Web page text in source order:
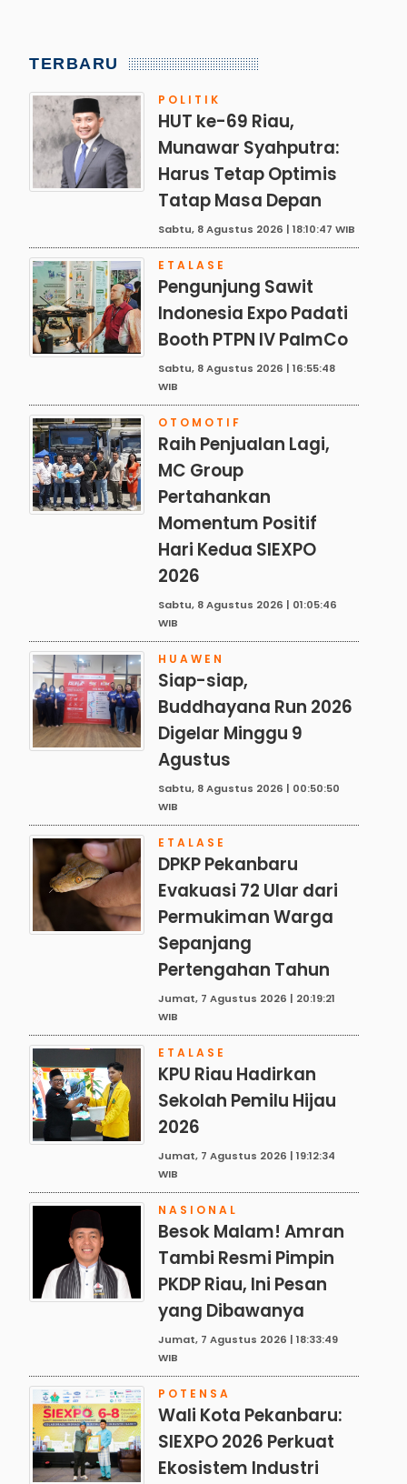
TERBARU
POLITIK
HUT ke-69 Riau,
Munawar Syahputra:
Harus Tetap Optimis
Tatap Masa Depan
Sabtu, 8 Agustus 2026 | 18:10:47 WIB
ETALASE
Pengunjung Sawit
Indonesia Expo Padati
Booth PTPN IV PalmCo
Sabtu, 8 Agustus 2026 | 16:55:48
WIB
OTOMOTIF
Raih Penjualan Lagi,
MC Group
Pertahankan
Momentum Positif
Hari Kedua SIEXPO
2026
Sabtu, 8 Agustus 2026 | 01:05:46
WIB
HUAWEN
Siap-siap,
Buddhayana Run 2026
Digelar Minggu 9
Agustus
Sabtu, 8 Agustus 2026 | 00:50:50
WIB
ETALASE
DPKP Pekanbaru
Evakuasi 72 Ular dari
Permukiman Warga
Sepanjang
Pertengahan Tahun
Jumat, 7 Agustus 2026 | 20:19:21
WIB
ETALASE
KPU Riau Hadirkan
Sekolah Pemilu Hijau
2026
Jumat, 7 Agustus 2026 | 19:12:34
WIB
NASIONAL
Besok Malam! Amran
Tambi Resmi Pimpin
PKDP Riau, Ini Pesan
yang Dibawanya
Jumat, 7 Agustus 2026 | 18:33:49
WIB
POTENSA
Wali Kota Pekanbaru:
SIEXPO 2026 Perkuat
Ekosistem Industri